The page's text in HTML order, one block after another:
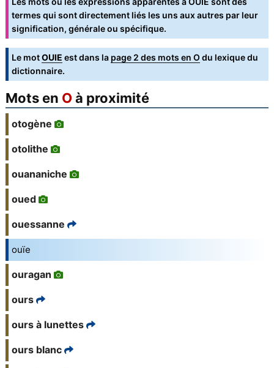
termes qui sont directement liés les uns aux autres par leur
signification, générale ou spécifique.
Le motOUIE est dans la page 2 des mots en O du lexique du
dictionnaire.
Mots en O à proximité
otogène
otolithe
ouananiche
oued
ouessanne
ouïe
ouragan
ours
ours à lunettes
ours blanc